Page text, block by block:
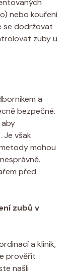
nebo kouření
se dodržovat
zuby u
a
bezpečné.
Je však
mohou
před
zubů v
a klinik,
prověřit
našli